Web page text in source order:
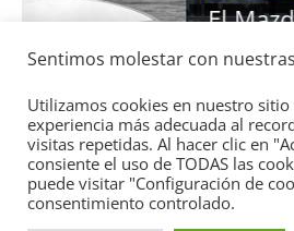
El Mazda CX-5 2022
nota en las pruebas
IIHS
11 de noviembre de 2021
Sentimos molestar con
Utilizamos cookies en nuestro
experiencia más adecuada al
visitas repetidas. Al hacer clic en
consiente el uso de TODAS las
puede visitar "Configuración de
consentimiento controlado.